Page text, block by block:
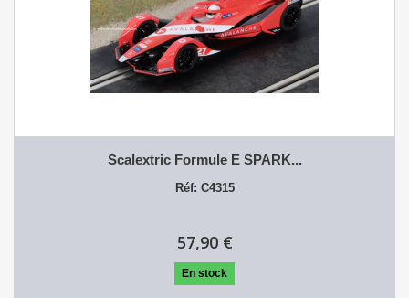
Scalextric Formule E SPARK...
Réf: C4315
57,90 €
En stock